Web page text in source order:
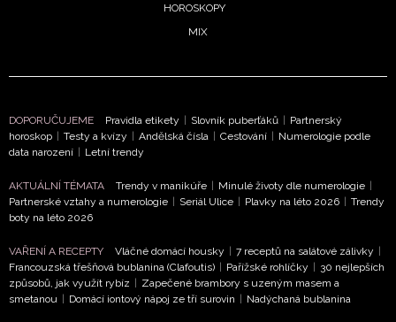
HOROSKOPY
MIX
DOPORUČUJEME Pravidla etikety | Slovník puberťáků | Partnerský
horoskop | Testy a kvízy | Andělská čísla | Cestování | Numerologie podle
data narození | Letní trendy
AKTUÁLNÍ TÉMATA Trendy v manikúře | Minulé životy dle numerologie |
Partnerské vztahy a numerologie | Seriál Ulice | Plavky na léto 2026 | Trendy
boty na léto 2026
VAŘENÍ A RECEPTY Vláčné domácí housky | 7 receptů na salátové zálivky |
Francouzská třešňová bublanina (Clafoutis) | Pařížské rohlíčky | 30 nejlepších
způsobů, jak využít rybíz | Zapečené brambory s uzeným masem a
smetanou | Domácí iontový nápoj ze tří surovin | Nadýchaná bublanina